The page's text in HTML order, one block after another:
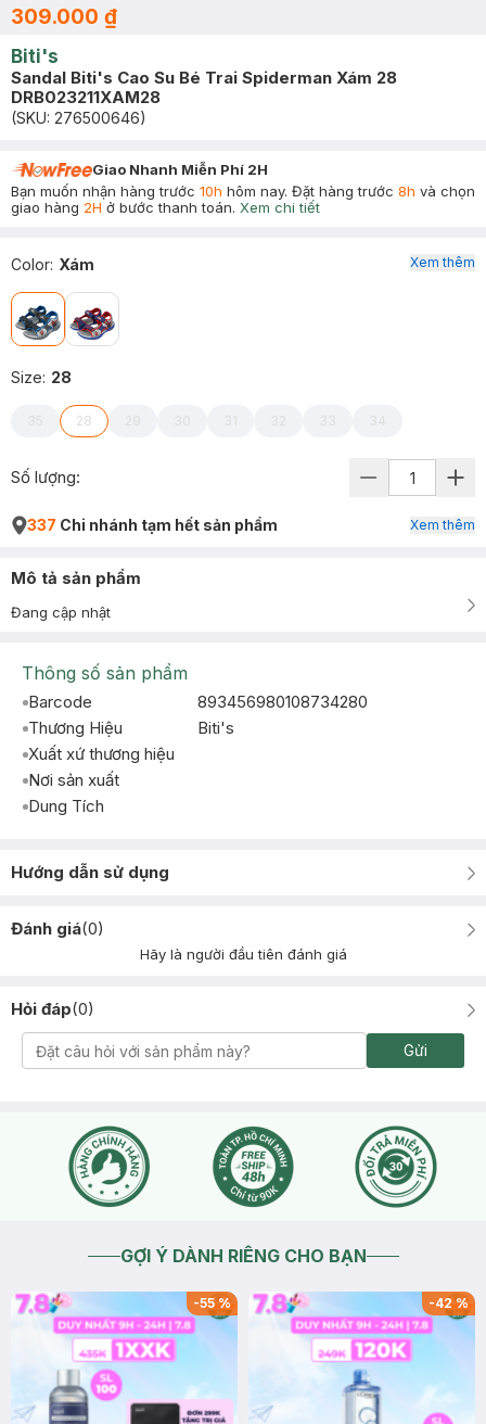
309.000 ₫
Biti's
Sandal Biti's Cao Su Bé Trai Spiderman Xám 28
DRB023211XAM28
(SKU: 276500646)
Giao Nhanh Miễn Phí 2H
Bạn muốn nhận hàng trước 10h hôm nay. Đặt hàng trước 8h và chọn
giao hàng 2H ở bước thanh toán. Xem chi tiết
Color: Xám
Size: 28
35 28 29 30 31 32 33 34
Xem thêm
Số lượng:
337 Chi nhánh tạm hết sản phẩm Xem thêm
Mô tả sản phẩm
Đang cập nhật
Thông số sản phẩm
Barcode
893456980108734280
Thương Hiệu
Biti's
Xuất xứ thương hiệu
Nơi sản xuất
Dung Tích
Hướng dẫn sử dụng
Đánh giá(0)
Hãy là người đầu tiên đánh giá
Hỏi đáp(0)
Gửi
GỢI Ý DÀNH RIÊNG CHO BẠN
-55% -42%